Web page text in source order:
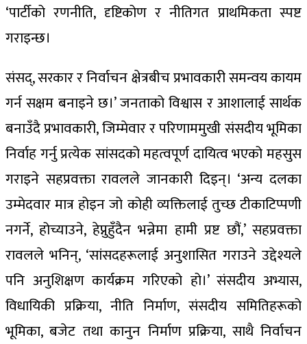
‘पार्टीको रणनीति, दृष्टिकोण र नीतिगत प्राथमिकता स्पष्ट
गराइन्छ।
संसद्, सरकार र निर्वाचन क्षेत्रबीच प्रभावकारी समन्वय कायम
गर्न सक्षम बनाइने छ।’ जनताको विश्वास र आशालाई सार्थक
बनाउँदै प्रभावकारी, जिम्मेवार र परिणाममुखी संसदीय भूमिका
निर्वाह गर्नु प्रत्येक सांसदको महत्वपूर्ण दायित्व भएको महसुस
गराइने सहप्रवक्ता रावलले जानकारी दिइन्। ‘अन्य दलका
उम्मेदवार मात्र होइन जो कोही व्यक्तिलाई तुच्छ टीकाटिप्पणी
नगर्ने, होच्याउने, हेप्नुहुँदैन भन्नेमा हामी प्रष्ट छौं,’ सहप्रवक्ता
रावलले भनिन्, ‘सांसदहरूलाई अनुशासित गराउने उद्देश्यले
पनि अनुशिक्षण कार्यक्रम गरिएको हो।’ संसदीय अभ्यास,
विधायिकी प्रक्रिया, नीति निर्माण, संसदीय समितिहरूको
भूमिका, बजेट तथा कानुन निर्माण प्रक्रिया, साथै निर्वाचन